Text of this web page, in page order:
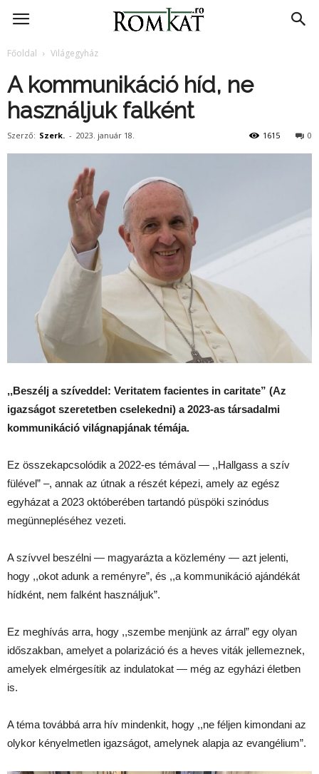
RomKat.ro
Főoldal Világegyház
A kommunikáció híd, ne
használjuk falként
Szerző: Szerk. - 2023. január 18. 0
1615
,,Beszélj a szíveddel: Veritatem facientes in caritate” (Az
igazságot szeretetben cselekedni) a 2023-as társadalmi
kommunikáció világnapjának témája.
Ez összekapcsolódik a 2022-es témával — ,,Hallgass a szív
fülével” –, annak az útnak a részét képezi, amely az egész
egyházat a 2023 októberében tartandó püspöki szinódus
megünnepléséhez vezeti.
A szívvel beszélni — magyarázta a közlemény — azt jelenti,
hogy ,,okot adunk a reményre”, és ,,a kommunikáció ajándékát
hídként, nem falként használjuk”.
Ez meghívás arra, hogy ,,szembe menjünk az árral” egy olyan
időszakban, amelyet a polarizáció és a heves viták jellemeznek,
amelyek elmérgesítik az indulatokat — még az egyházi életben
is.
A téma továbbá arra hív mindenkit, hogy ,,ne féljen kimondani az
olykor kényelmetlen igazságot, amelynek alapja az evangélium”.